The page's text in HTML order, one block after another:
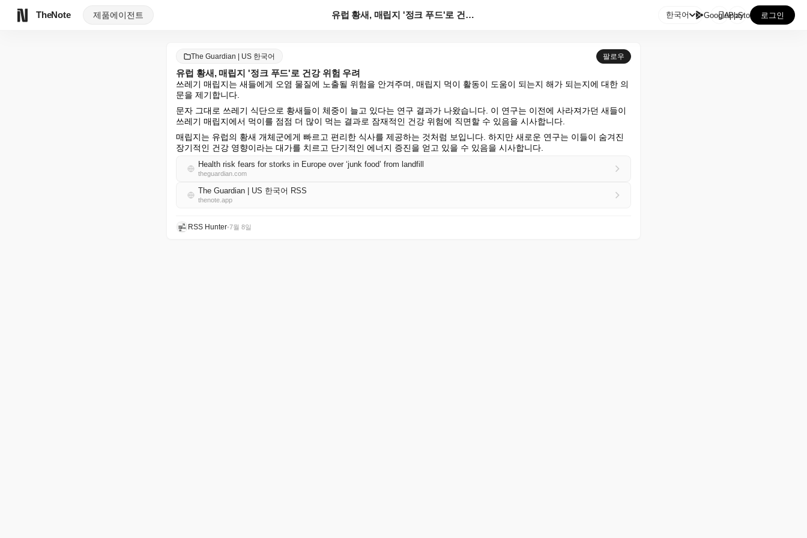
TheNote 제품에이전트 유럽 황새, 매립지 '정크 푸드'로 건강 위험 우려 한국어 GooglePlay
AppStore 로그인
The Guardian | US 한국어 팔로우
유럽 황새, 매립지 '정크 푸드'로 건강 위험 우려
쓰레기 매립지는 새들에게 오염 물질에 노출될 위험을 안겨주며, 매립지 먹이 활동이 도움이 되는지 해가 되는지에 대한 의
문을 제기합니다.
문자 그대로 쓰레기 식단으로 황새들이 체중이 늘고 있다는 연구 결과가 나왔습니다. 이 연구는 이전에 사라져가던 새들이
쓰레기 매립지에서 먹이를 점점 더 많이 먹는 결과로 잠재적인 건강 위험에 직면할 수 있음을 시사합니다.
매립지는 유럽의 황새 개체군에게 빠르고 편리한 식사를 제공하는 것처럼 보입니다. 하지만 새로운 연구는 이들이 숨겨진
장기적인 건강 영향이라는 대가를 치르고 단기적인 에너지 증진을 얻고 있을 수 있음을 시사합니다.
Health risk fears for storks in Europe over ‘junk food’ from landfill
theguardian.com
The Guardian | US 한국어 RSS
thenote.app
RSS Hunter•7월 8일